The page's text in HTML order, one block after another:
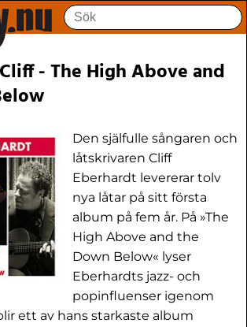
- The High Above and
Den själfulle sångaren och
låtskrivaren Cliff
Eberhardt levererar tolv
nya låtar på sitt första
album på fem år. På »The
High Above and the
Down Below« lyser
Eberhardts jazz- och
popinfluenser igenom
ett av hans starkaste album